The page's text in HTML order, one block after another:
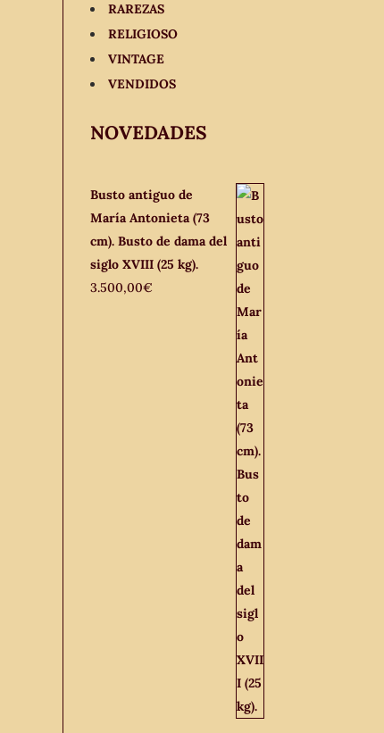
RAREZAS
RELIGIOSO
VINTAGE
VENDIDOS
NOVEDADES
Busto antiguo de
María Antonieta (73
cm). Busto de dama del
siglo XVIII (25 kg).
3.500,00€